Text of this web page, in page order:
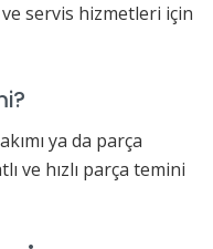
servis hizmetleri için
ya da parça
ve hızlı parça temini